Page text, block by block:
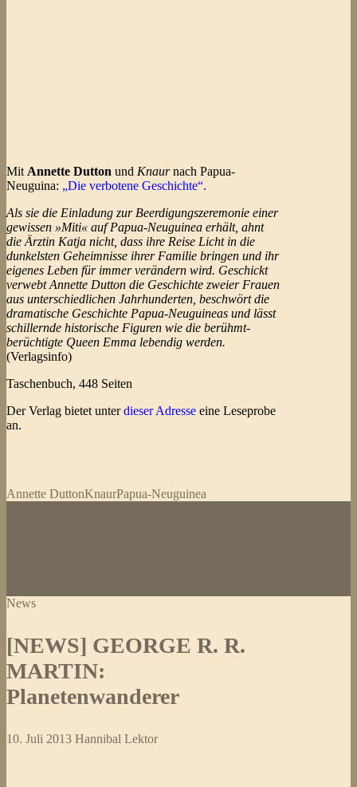
Mit Annette Dutton und Knaurnach Papua-
Neuguina: „Die verbotene Geschichte“.
Als sie die Einladung zur Beerdigungszeremonie einer
gewissen »Miti« auf Papua-Neuguinea erhält, ahnt
die Ärztin Katja nicht, dass ihre Reise Licht in die
dunkelsten Geheimnisse ihrer Familie bringen und ihr
eigenes Leben für immer verändern wird. Geschickt
verwebt Annette Dutton die Geschichte zweier Frauen
aus unterschiedlichen Jahrhunderten, beschwört die
dramatische Geschichte Papua-Neuguineas und lässt
schillernde historische Figuren wie die berühmt-
berüchtigte Queen Emma lebendig werden.
(Verlagsinfo)
Taschenbuch, 448 Seiten
Der Verlag bietet unterdieser Adresse eine Leseprobe
an.
Annette DuttonKnaurPapua-Neuguinea
News
[NEWS] GEORGE R. R.
MARTIN:
Planetenwanderer
10. Juli 2013 Hannibal Lektor